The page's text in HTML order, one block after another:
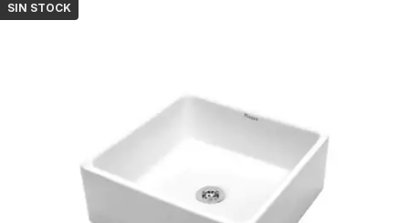
SIN STOCK